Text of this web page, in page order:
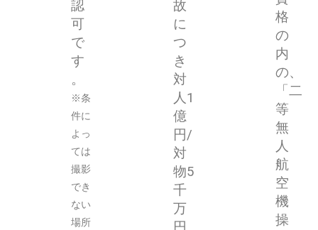
認
可
で
す
。
※条
件に
よっ
ては
撮影
でき
ない
場所
故
に
つ
き
対
人1
億
円/
対
物5
千
万
格
の
内
の、
「二
等
無
人
航
空
機
操